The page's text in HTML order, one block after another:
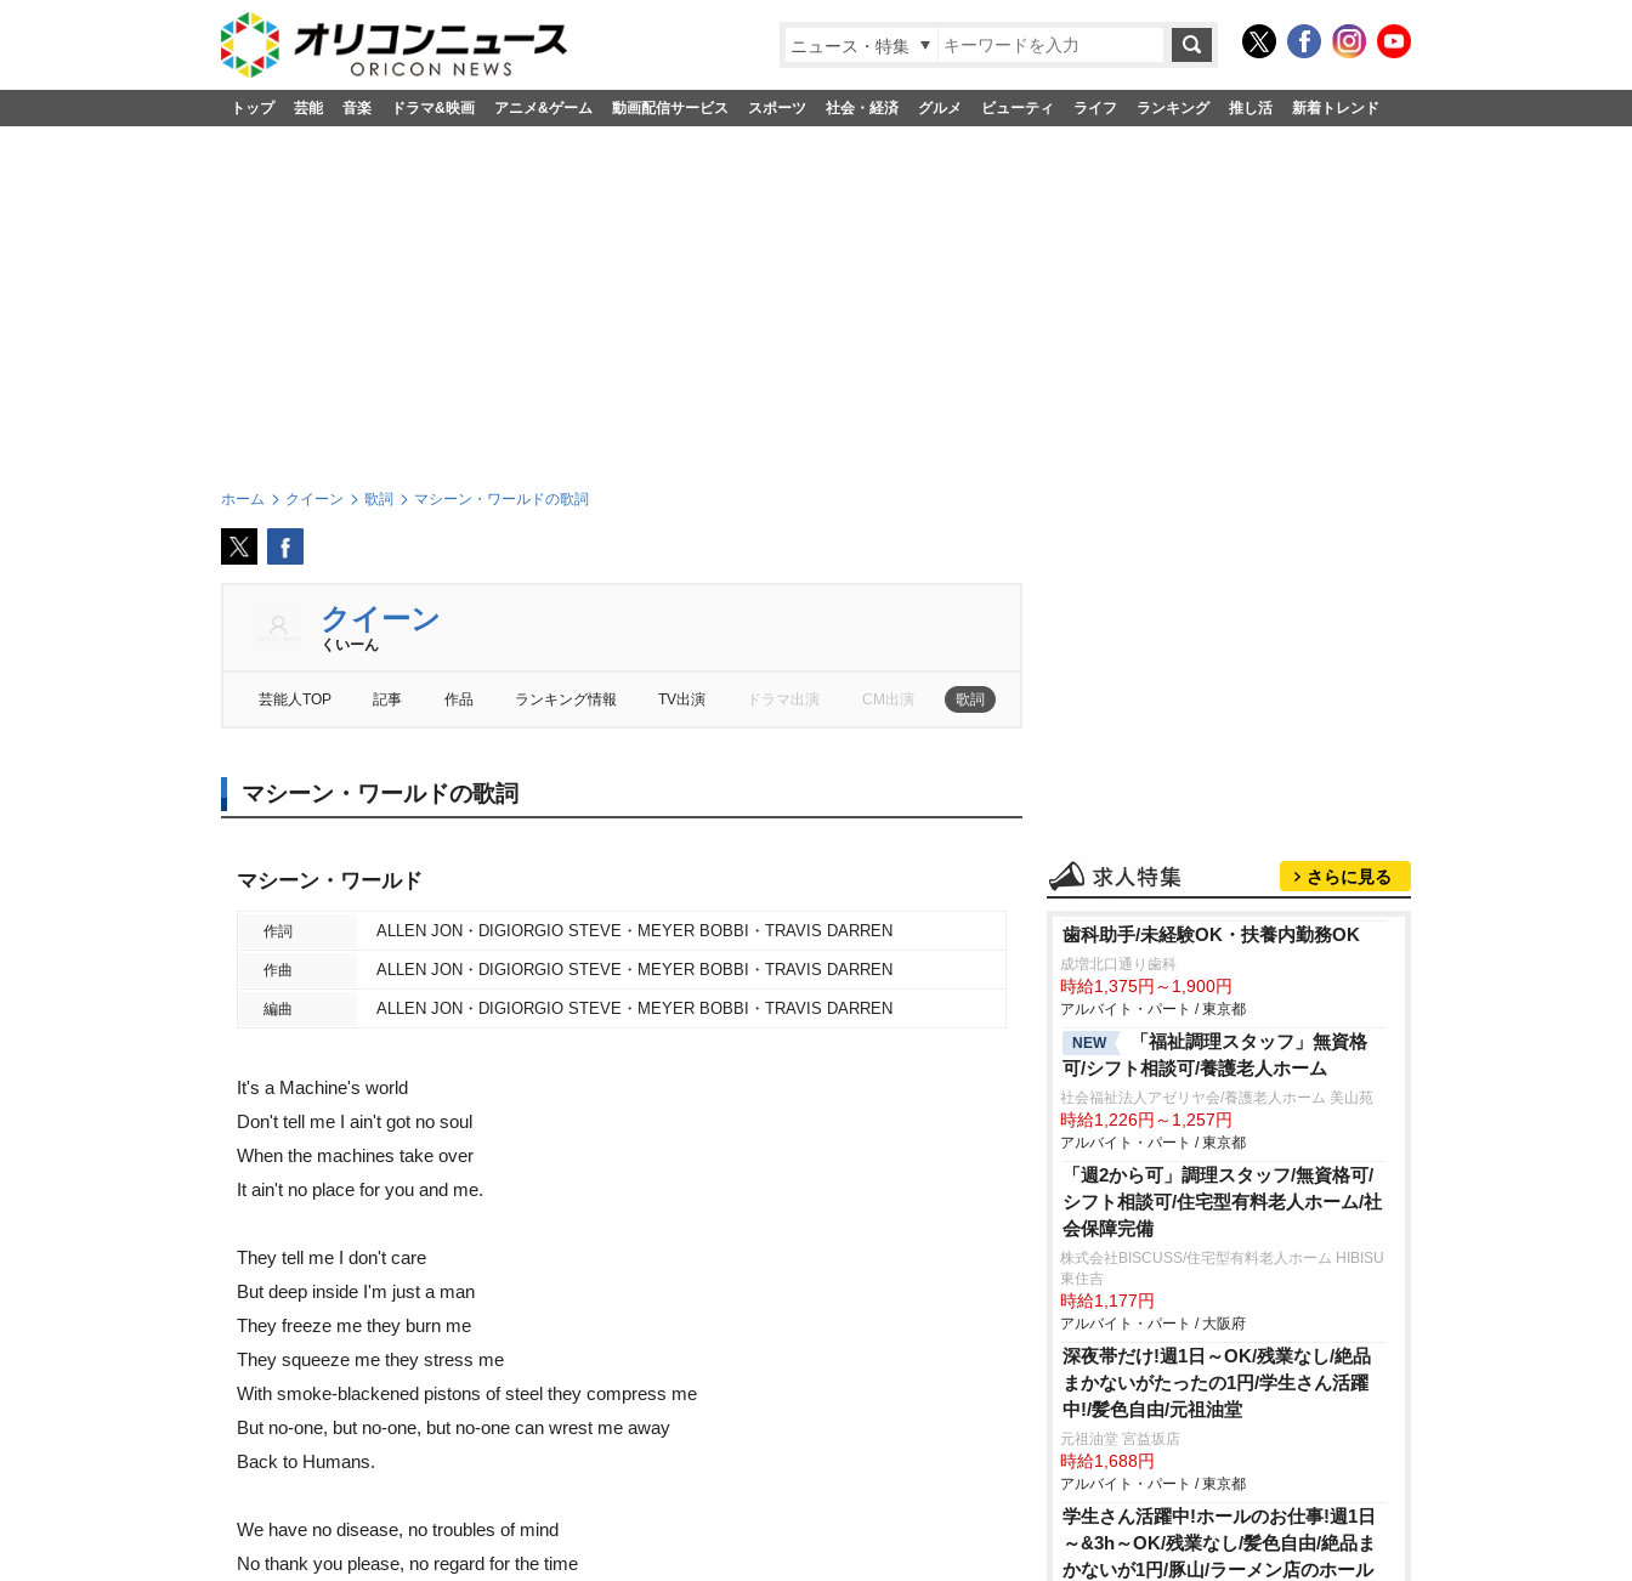
ニュース・特集
トップ 芸能 音楽 ドラマ&映画 アニメ&ゲーム 動画配信サービス スポーツ 社会・経済 グルメ ビューティ ライフ ランキング 推し活 新着トレンド
ホーム クイーン 歌詞 マシーン・ワールドの歌詞
クイーン
くいーん
芸能人TOP 記事 作品 ランキング情報 TV出演 ドラマ出演 CM出演 歌詞
マシーン・ワールドの歌詞
マシーン・ワールド
作詞 ALLEN JON・DIGIORGIO STEVE・MEYER BOBBI・TRAVIS DARREN
作曲 ALLEN JON・DIGIORGIO STEVE・MEYER BOBBI・TRAVIS DARREN
編曲 ALLEN JON・DIGIORGIO STEVE・MEYER BOBBI・TRAVIS DARREN
It's a Machine's world
Don't tell me I ain't got no soul
When the machines take over
It ain't no place for you and me.
They tell me I don't care
But deep inside I'm just a man
They freeze me they burn me
They squeeze me they stress me
With smoke-blackened pistons of steel they compress me
But no-one, but no-one, but no-one can wrest me away
Back to Humans.
We have no disease, no troubles of mind
No thank you please, no regard for the time
さらに見る
歯科助手/未経験OK・扶養内勤務OK
成増北口通り歯科
時給1,375円～1,900円
アルバイト・パート / 東京都
NEW
「福祉調理スタッフ」無資格
可/シフト相談可/養護老人ホーム
社会福祉法人アゼリヤ会/養護老人ホーム 美山苑
時給1,226円～1,257円
アルバイト・パート / 東京都
「週2から可」調理スタッフ/無資格可/
シフト相談可/住宅型有料老人ホーム/社
会保障完備
株式会社BISCUSS/住宅型有料老人ホーム HIBISU
東住吉
時給1,177円
アルバイト・パート / 大阪府
深夜帯だけ!週1日～OK/残業なし/絶品
まかないがたったの1円/学生さん活躍
中!/髪色自由/元祖油堂
元祖油堂 宮益坂店
時給1,688円
アルバイト・パート / 東京都
学生さん活躍中!ホールのお仕事!週1日
～&3h～OK/残業なし/髪色自由/絶品ま
かないが1円/豚山/ラーメン店のホール